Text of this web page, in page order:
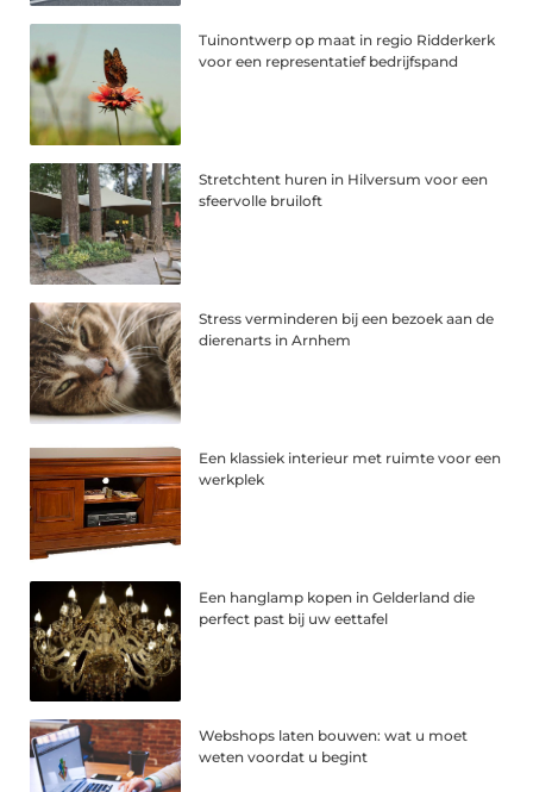
Tuinontwerp op maat in regio Ridderkerk
voor een representatief bedrijfspand
Stretchtent huren in Hilversum voor een
sfeervolle bruiloft
Stress verminderen bij een bezoek aan de
dierenarts in Arnhem
Een klassiek interieur met ruimte voor een
werkplek
Een hanglamp kopen in Gelderland die
perfect past bij uw eettafel
Webshops laten bouwen: wat u moet
weten voordat u begint